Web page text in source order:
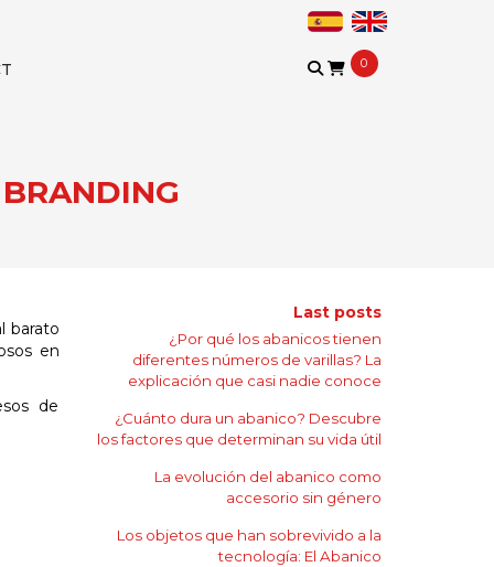
0
barato
en
de
Last posts
¿Por qué los abanicos tienen
diferentes números de varillas? La
explicación que casi nadie conoce
¿Cuánto dura un abanico? Descubre
los factores que determinan su vida útil
La evolución del abanico como
accesorio sin género
Los objetos que han sobrevivido a la
tecnología: El Abanico